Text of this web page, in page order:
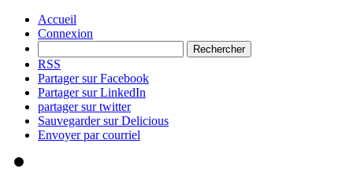
Accueil
Connexion
RSS
Partager sur Facebook
Partager sur LinkedIn
partager sur twitter
Sauvegarder sur Delicious
Envoyer par courriel